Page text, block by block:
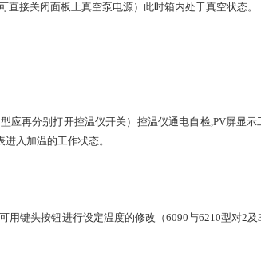
接关闭面板上真空泵电源）此时箱内处于真空状态。
再分别打开控温仪开关）控温仪通电自检,PV屏显示
入加温的工作状态。
键头按钮进行设定温度的修改（6090与6210型对2及